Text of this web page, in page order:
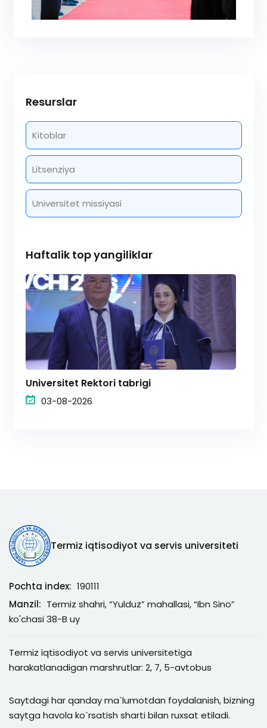
Resurslar
Kitoblar
Litsenziya
Universitet missiyasi
Haftalik top yangiliklar
Universitet Rektori tabrigi
03-08-2026
Termiz iqtisodiyot va servis universiteti
Pochta index: 190111
Manzil: Termiz shahri, “Yulduz” mahallasi, “Ibn Sino”
ko'chasi 38-B uy
Termiz iqtisodiyot va servis universitetiga
harakatlanadigan marshrutlar: 2, 7, 5-avtobus
Saytdagi har qanday ma`lumotdan foydalanish, bizning
saytga havola ko`rsatish sharti bilan ruxsat etiladi.